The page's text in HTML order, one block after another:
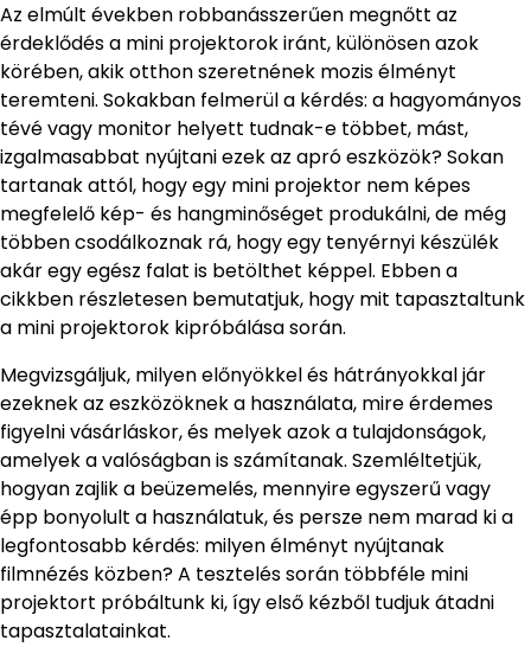
Az elmúlt években robbanásszerűen megnőtt az
érdeklődés a mini projektorok iránt, különösen azok
körében, akik otthon szeretnének mozis élményt
teremteni. Sokakban felmerül a kérdés: a hagyományos
tévé vagy monitor helyett tudnak-e többet, mást,
izgalmasabbat nyújtani ezek az apró eszközök? Sokan
tartanak attól, hogy egy mini projektor nem képes
megfelelő kép- és hangminőséget produkálni, de még
többen csodálkoznak rá, hogy egy tenyérnyi készülék
akár egy egész falat is betölthet képpel. Ebben a
cikkben részletesen bemutatjuk, hogy mit tapasztaltunk
a mini projektorok kipróbálása során.
Megvizsgáljuk, milyen előnyökkel és hátrányokkal jár
ezeknek az eszközöknek a használata, mire érdemes
figyelni vásárláskor, és melyek azok a tulajdonságok,
amelyek a valóságban is számítanak. Szemléltetjük,
hogyan zajlik a beüzemelés, mennyire egyszerű vagy
épp bonyolult a használatuk, és persze nem marad ki a
legfontosabb kérdés: milyen élményt nyújtanak
filmnézés közben? A tesztelés során többféle mini
projektort próbáltunk ki, így első kézből tudjuk átadni
tapasztalatainkat.